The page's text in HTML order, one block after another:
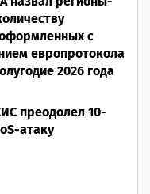
с
европротокола
2026 года
преодолел 10-
атаку